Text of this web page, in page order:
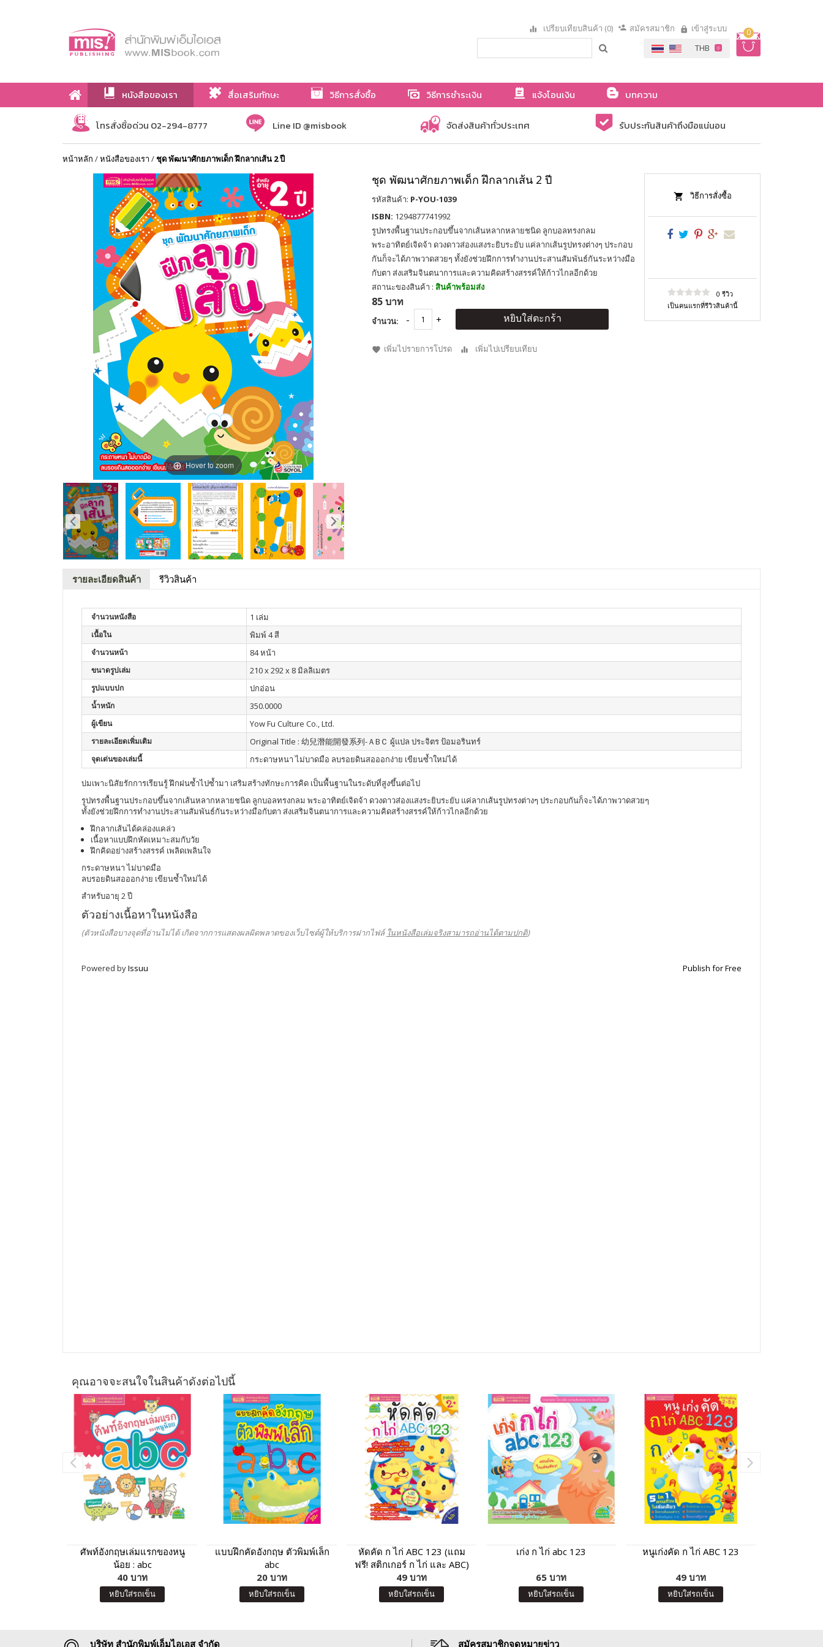
0
เปรียบเทียบสินค้า (0) สมัครสมาชิก เข้าสู่ระบบ
หนังสือของเรา สื่อเสริมทักษะ วิธีการสั่งซื้อ วิธีการชำระเงิน แจ้งโอนเงิน
บทความ
เกี่ยวกับเรา
โทรสั่งซื้อด่วน 02-294-8777 Line ID @misbook จัดส่งสินค้าทั่วประเทศ รับประกันสินค้าถึงมือแน่นอน
หน้าหลัก /หนังสือของเรา / ชุด พัฒนาศักยภาพเด็ก ฝึกลากเส้น 2 ปี
Hover to zoom
ชุด พัฒนาศักยภาพเด็ก ฝึกลากเส้น 2 ปี
รหัสสินค้า: P-YOU-1039
ISBN: 1294877741992
รูปทรงพื้นฐานประกอบขึ้นจากเส้นหลากหลายชนิด ลูกบอลทรงกลม
พระอาทิตย์เจิดจ้า ดวงดาวส่องแสงระยิบระยับ แค่ลากเส้นรูปทรงต่างๆ ประกอบ
กันก็จะได้ภาพวาดสวยๆ ทั้งยังช่วยฝึกการทำงานประสานสัมพันธ์กันระหว่างมือ
กับตา ส่งเสริมจินตนาการและความคิดสร้างสรรค์ให้ก้าวไกลอีกด้วย
สถานะของสินค้า : สินค้าพร้อมส่ง
85 บาท
จำนวน: หยิบใส่ตะกร้า
เพิ่มไปรายการโปรด เพิ่มไปเปรียบเทียบ
วิธีการสั่งซื้อ
0 รีวิว
เป็นคนแรกที่รีวิวสินค้านี้
รายละเอียดสินค้า รีวิวสินค้า
จำนวนหนังสือ 1 เล่ม
เนื้อใน พิมพ์ 4 สี
จำนวนหน้า 84 หน้า
ขนาดรูปเล่ม 210 x 292 x 8 มิลลิเมตร
รูปแบบปก ปกอ่อน
น้ำหนัก 350.0000
ผู้เขียน Yow Fu Culture Co., Ltd.
รายละเอียดเพิ่มเติม Original Title : 幼兒潛能開發系列-ＡBＣ ผู้แปล ประจิตร ป้อมอรินทร์
จุดเด่นของเล่มนี้ กระดาษหนา ไม่บาดมือ ลบรอยดินสอออกง่าย เขียนซ้ำใหม่ได้
บ่มเพาะนิสัยรักการเรียนรู้ ฝึกฝนซ้ำไปซ้ำมา เสริมสร้างทักษะการคิด เป็นพื้นฐานในระดับที่สูงขึ้นต่อไป
รูปทรงพื้นฐานประกอบขึ้นจากเส้นหลากหลายชนิด ลูกบอลทรงกลม พระอาทิตย์เจิดจ้า ดวงดาวส่องแสงระยิบระยับ แค่ลากเส้นรูปทรงต่างๆ ประกอบกันก็จะได้ภาพวาดสวยๆ
ทั้งยังช่วยฝึกการทำงานประสานสัมพันธ์กันระหว่างมือกับตา ส่งเสริมจินตนาการและความคิดสร้างสรรค์ให้ก้าวไกลอีกด้วย
ฝึกลากเส้นได้คล่องแคล่ว
เนื้อหาแบบฝึกหัดเหมาะสมกับวัย
ฝึกคิดอย่างสร้างสรรค์ เพลิดเพลินใจ
กระดาษหนา ไม่บาดมือ
ลบรอยดินสอออกง่าย เขียนซ้ำใหม่ได้
สำหรับอายุ 2 ปี
ตัวอย่างเนื้อหาในหนังสือ
(ตัวหนังสือบางจุดที่อ่านไม่ได้ เกิดจากการแสดงผลผิดพลาดของเว็บไซต์ผู้ให้บริการฝากไฟล์ ในหนังสือเล่มจริงสามารถอ่านได้ตามปกติ)
Powered byIssuu Publish for Free
คุณอาจจะสนใจในสินค้าดังต่อไปนี้
ศัพท์อังกฤษเล่มแรกของหนู
น้อย : abc
40 บาท
หยิบใส่รถเข็น
แบบฝึกคัดอังกฤษ ตัวพิมพ์เล็ก
abc
20 บาท
หยิบใส่รถเข็น
หัดคัด ก ไก่ ABC 123 (แถม
ฟรี! สติกเกอร์ ก ไก่ และ ABC)
49 บาท
หยิบใส่รถเข็น
เก่ง ก ไก่ abc 123
65 บาท
หยิบใส่รถเข็น
หนูเก่งคัด ก ไก่ ABC 123
49 บาท
หยิบใส่รถเข็น
บริษัท สำนักพิมพ์เอ็มไอเอส จำกัด สมัครสมาชิกจดหมายข่าว